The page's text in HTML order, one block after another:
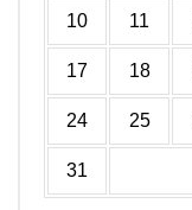
10 11
17 18
24 25
31